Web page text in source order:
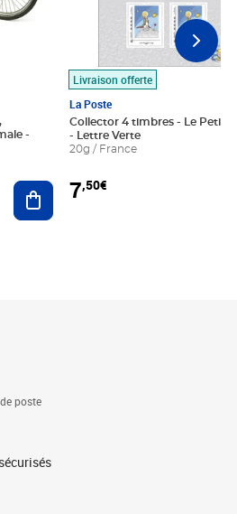
Ajouter au panier
Livraison offerte
La Poste
Collector 4 timbres - Le Petit
- Lettre Verte
20g / France
7,50€
poste